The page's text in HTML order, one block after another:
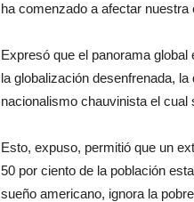
ha comenzado a afectar nuestra
Expresó que el panorama
la globalización desenfrenada,
nacionalismo chauvinista el
Esto, expuso, permitió que un
50 por ciento de la población
sueño americano, ignora la